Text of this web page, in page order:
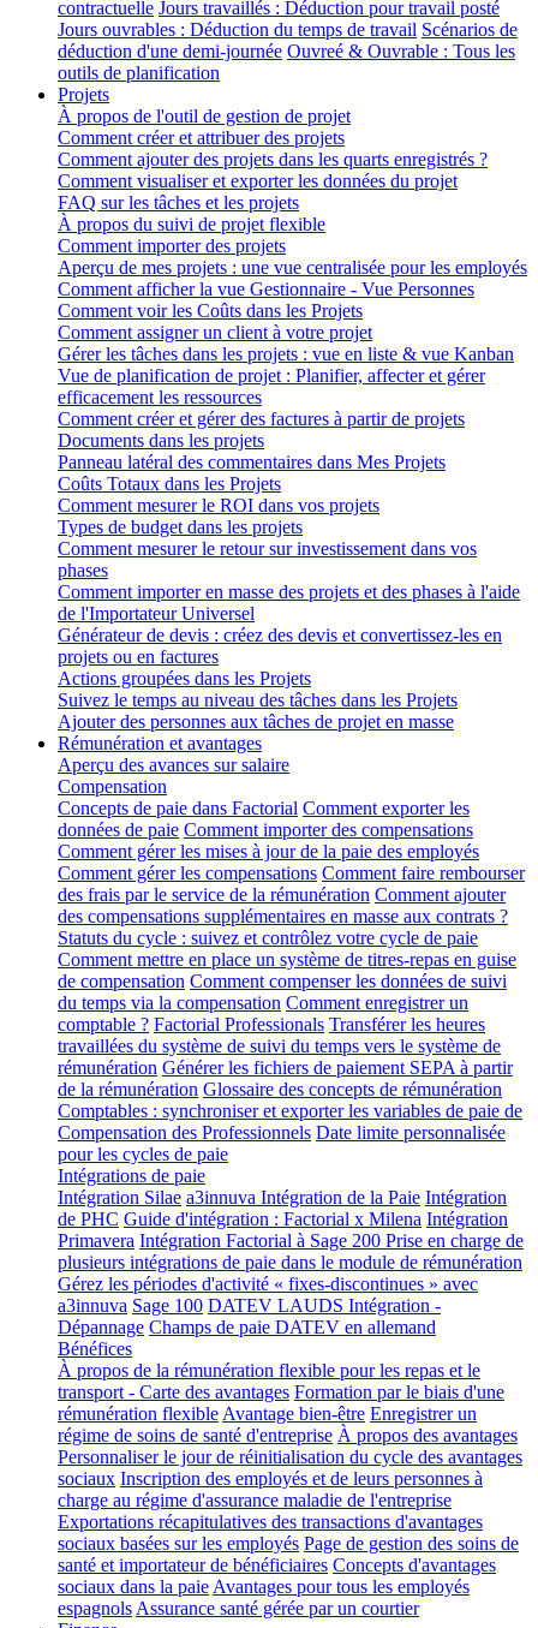
contractuelle Jours travaillés : Déduction pour travail posté
Jours ouvrables : Déduction du temps de travail Scénarios de
déduction d'une demi-journée Ouvreé & Ouvrable : Tous les
outils de planification
Projets
À propos de l'outil de gestion de projet
Comment créer et attribuer des projets
Comment ajouter des projets dans les quarts enregistrés ?
Comment visualiser et exporter les données du projet
FAQ sur les tâches et les projets
À propos du suivi de projet flexible
Comment importer des projets
Aperçu de mes projets : une vue centralisée pour les employés
Comment afficher la vue Gestionnaire - Vue Personnes
Comment voir les Coûts dans les Projets
Comment assigner un client à votre projet
Gérer les tâches dans les projets : vue en liste & vue Kanban
Vue de planification de projet : Planifier, affecter et gérer
efficacement les ressources
Comment créer et gérer des factures à partir de projets
Documents dans les projets
Panneau latéral des commentaires dans Mes Projets
Coûts Totaux dans les Projets
Comment mesurer le ROI dans vos projets
Types de budget dans les projets
Comment mesurer le retour sur investissement dans vos
phases
Comment importer en masse des projets et des phases à l'aide
de l'Importateur Universel
Générateur de devis : créez des devis et convertissez-les en
projets ou en factures
Actions groupées dans les Projets
Suivez le temps au niveau des tâches dans les Projets
Ajouter des personnes aux tâches de projet en masse
Rémunération et avantages
Aperçu des avances sur salaire
Compensation
Concepts de paie dans Factorial Comment exporter les
données de paie Comment importer des compensations
Comment gérer les mises à jour de la paie des employés
Comment gérer les compensations Comment faire rembourser
des frais par le service de la rémunération Comment ajouter
des compensations supplémentaires en masse aux contrats ?
Statuts du cycle : suivez et contrôlez votre cycle de paie
Comment mettre en place un système de titres-repas en guise
de compensation Comment compenser les données de suivi
du temps via la compensation Comment enregistrer un
comptable ? Factorial Professionals Transférer les heures
travaillées du système de suivi du temps vers le système de
rémunération Générer les fichiers de paiement SEPA à partir
de la rémunération Glossaire des concepts de rémunération
Comptables : synchroniser et exporter les variables de paie de
Compensation des Professionnels Date limite personnalisée
pour les cycles de paie
Intégrations de paie
Intégration Silae a3innuva Intégration de la Paie Intégration
de PHC Guide d'intégration : Factorial x Milena Intégration
Primavera Intégration Factorial à Sage 200 Prise en charge de
plusieurs intégrations de paie dans le module de rémunération
Gérez les périodes d'activité « fixes-discontinues » avec
a3innuva Sage 100 DATEV LAUDS Intégration -
Dépannage Champs de paie DATEV en allemand
Bénéfices
À propos de la rémunération flexible pour les repas et le
transport - Carte des avantages Formation par le biais d'une
rémunération flexible Avantage bien-être Enregistrer un
régime de soins de santé d'entreprise À propos des avantages
Personnaliser le jour de réinitialisation du cycle des avantages
sociaux Inscription des employés et de leurs personnes à
charge au régime d'assurance maladie de l'entreprise
Exportations récapitulatives des transactions d'avantages
sociaux basées sur les employés Page de gestion des soins de
santé et importateur de bénéficiaires Concepts d'avantages
sociaux dans la paie Avantages pour tous les employés
espagnols Assurance santé gérée par un courtier